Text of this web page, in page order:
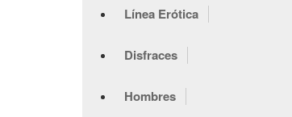
Línea Erótica
Disfraces
Hombres